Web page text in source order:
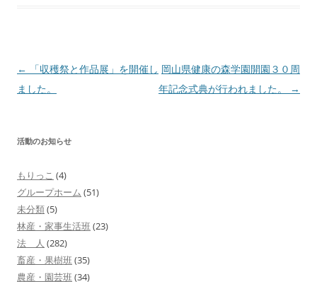
投
稿
ゲ
シ
ョ
ン
←
「収穫祭と作品展」を開催し
ました。
岡山県健康の森学園開園３０周
年記念式典が行われました。
→
活動のお知らせ
もりっこ (4)
グループホーム (51)
未分類(5)
林産・家事生活班(23)
法 人 (282)
畜産・果樹班(35)
農産・園芸班(34)